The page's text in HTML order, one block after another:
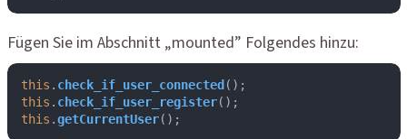
Fügen Sie im Abschnitt „mounted” Folgendes hinzu:
this . check_if_user_connected
this . check_if_user_register
this .getCurrentUser();